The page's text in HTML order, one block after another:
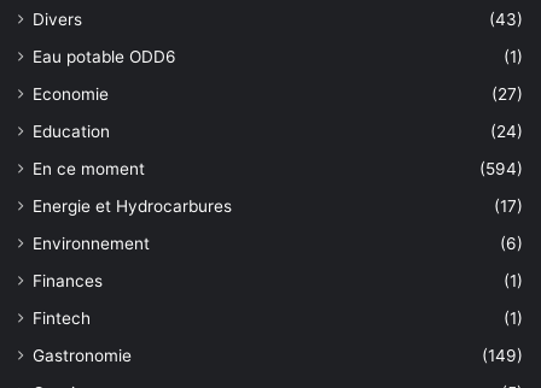
Divers
(43)
Eau potable ODD6
(1)
Economie
(27)
Education
(24)
En ce moment
(594)
Energie et Hydrocarbures
(17)
Environnement
(6)
Finances
(1)
Fintech
(1)
Gastronomie
(149)